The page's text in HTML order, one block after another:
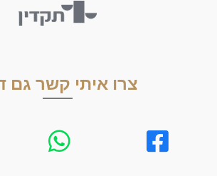
צרו איתי קשר גם דרך